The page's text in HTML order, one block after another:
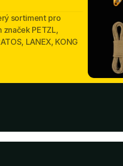
sortiment pro
značek PETZL,
LANEX, KONG